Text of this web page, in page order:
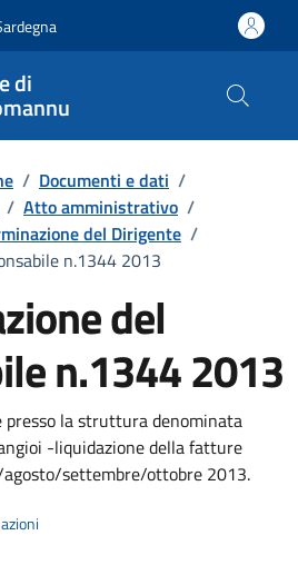
di
/ Documenti e dati /
/ Atto amministrativo /
del Dirigente /
n.1344 2013
del
n.1344 2013
la struttura denominata
-liquidazione della fatture
settembre/ottobre 2013.